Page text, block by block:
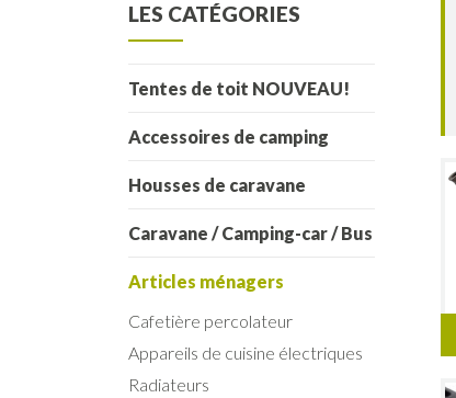
LES CATÉGORIES
Tentes de toit NOUVEAU!
Accessoires de camping
Housses de caravane
Caravane / Camping-car / Bus
Articles ménagers
Cafetière percolateur
Appareils de cuisine électriques
Radiateurs